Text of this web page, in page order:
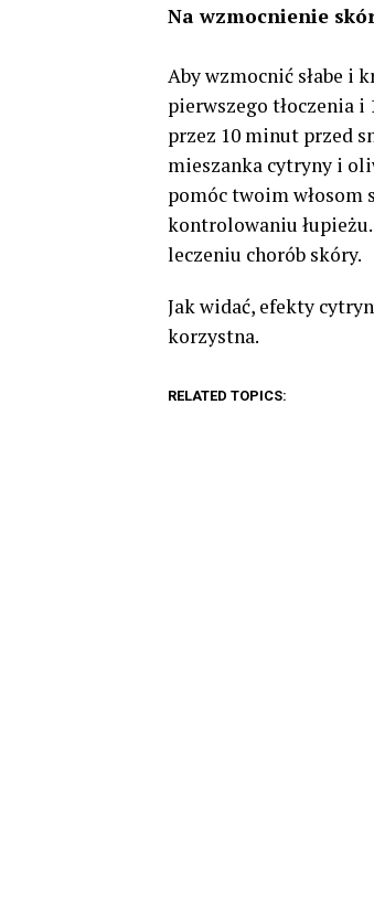
Na wzmocnienie
Aby wzmocnić słabe i
pierwszego tłoczenia i
przez 10 minut przed
mieszanka cytryny i
pomóc twoim włosom
kontrolowaniu
leczeniu chorób skóry.
Jak widać, efekty
korzystna.
RELATED TOPICS: